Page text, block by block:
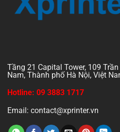
Tầng 21 Capital Tower, 109
Nam, Thành phố Hà Nội, Việt
Hotline: 09 3883 1717
Email: contact@xprinter.vn